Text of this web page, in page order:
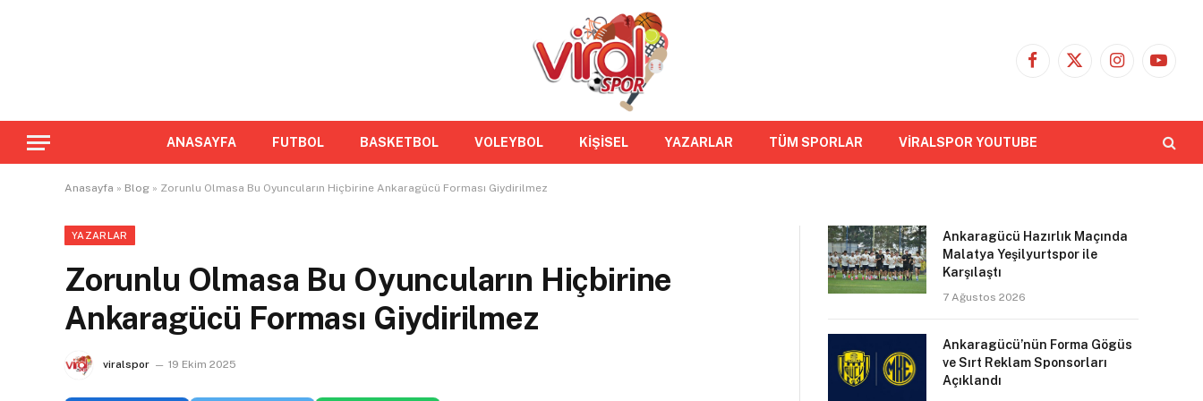
Facebook
X
Instagram
ANASAYFA FUTBOL BASKETBOL VOLEYBOL KİŞİSEL YAZARLAR TÜM SPORLAR VİRALSPOR YOUTUBE
Anasayfa » Blog » Zorunlu Olmasa Bu Oyuncuların Hiçbirine Ankaragücü Forması Giydirilmez
YAZARLAR
Zorunlu Olmasa Bu Oyuncuların Hiçbirine
Ankaragücü Forması Giydirilmez
viralspor 19 Ekim 2025
Ankaragücü Hazırlık Maçında
Malatya Yeşilyurtspor ile
Karşılaştı
7 Ağustos 2026
Ankaragücü’nün Forma Gögüs
ve Sırt Reklam Sponsorları
Açıklandı